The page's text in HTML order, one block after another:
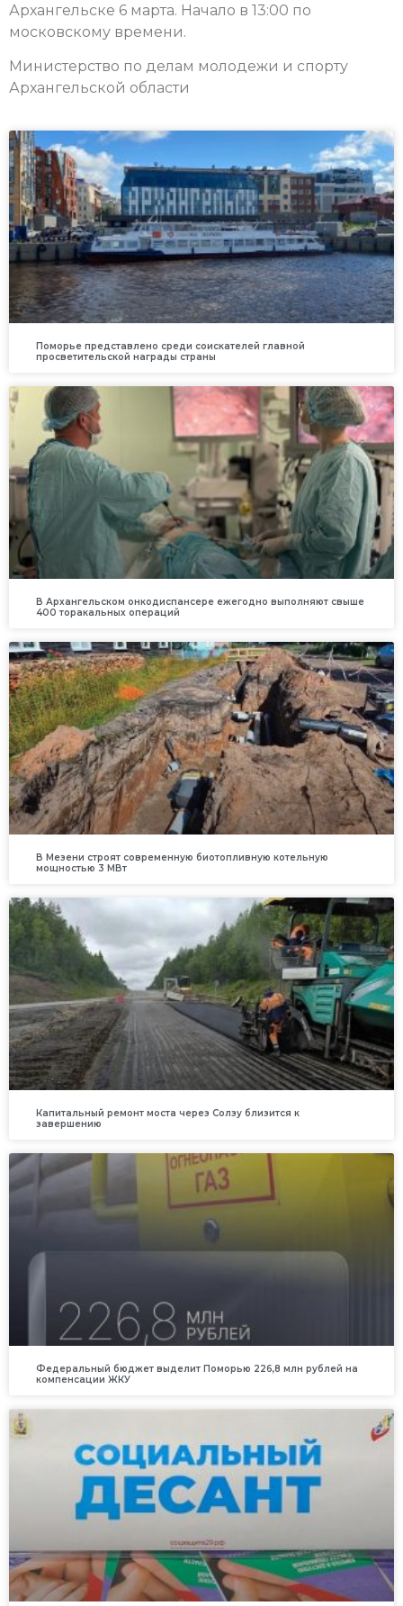
Архангельске 6 марта. Начало в 13:00 по
московскому времени.
Министерство по делам молодежи и спорту
Архангельской области
Поморье представлено среди соискателей главной
просветительской награды страны
В Архангельском онкодиспансере ежегодно выполняют свыше
400 торакальных операций
В Мезени строят современную биотопливную котельную
мощностью 3 МВт
Капитальный ремонт моста через Солзу близится к
завершению
Федеральный бюджет выделит Поморью 226,8 млн рублей на
компенсации ЖКУ